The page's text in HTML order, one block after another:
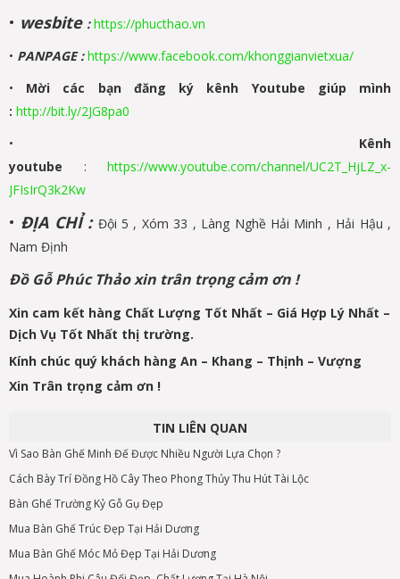
• wesbite : https://phucthao.vn
• PANPAGE:https://www.facebook.com/khonggianvietxua/
• Mời các bạn đăng ký kênh Youtube giúp mình
: http://bit.ly/2JG8pa0
• Kênh
youtube : https://www.youtube.com/channel/UC2T_HjLZ_x-
JFIsIrQ3k2Kw
• ĐỊA CHỈ : Đội 5 , Xóm 33 , Làng Nghề Hải Minh , Hải Hậu ,
Nam Định
Đồ Gỗ Phúc Thảo xin trân trọng cảm ơn !
Xin cam kết hàng Chất Lượng Tốt Nhất – Giá Hợp Lý Nhất –
Dịch Vụ Tốt Nhất thị trường.
Kính chúc quý khách hàng An – Khang – Thịnh – Vượng
Xin Trân trọng cảm ơn !
TIN LIÊN QUAN
Vì Sao Bàn Ghế Minh Đế Được Nhiều Người Lựa Chọn ?
Cách Bày Trí Đồng Hồ Cây Theo Phong Thủy Thu Hút Tài Lộc
Bàn Ghế Trường Kỷ Gỗ Gụ Đẹp
Mua Bàn Ghế Trúc Đẹp Tại Hải Dương
Mua Bàn Ghế Móc Mỏ Đẹp Tại Hải Dương